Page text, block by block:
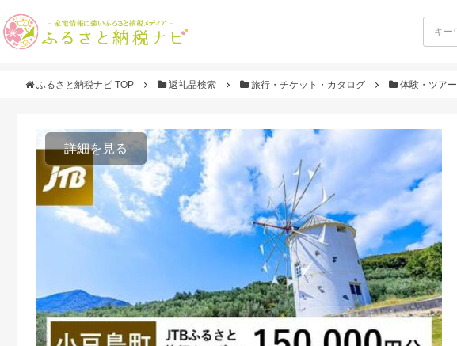
ふるさと納税ナビ TOP 返礼品検索 旅行・チケット・カタログ 体験・ツアー
詳細を見る